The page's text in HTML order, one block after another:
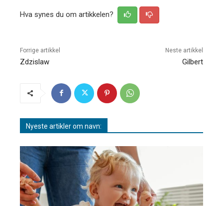
Hva synes du om artikkelen?
Forrige artikkel
Zdzislaw
Neste artikkel
Gilbert
Nyeste artikler om navn: